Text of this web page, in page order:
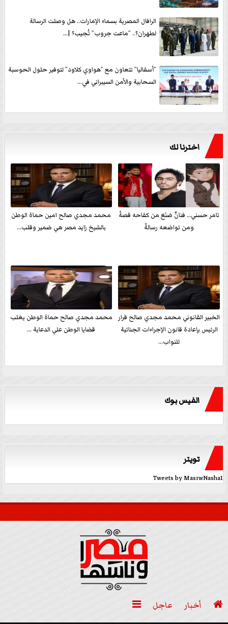
الرافال المصرية بسماء الإمارات.. هل وصلت الرسالة
لطهران؟.. ”ماعت جروب” تُجيب؟ |...
”أسفاليا” تتعاون مع ”هواوي كلاود” لتوفير حلول الحوسبة
السحابية والأمن السيبراني في...
اخترنا لك
تامر حسني… فنانٌ صَنَعَ من كفاحه قصةً
ومن تواضعه رسالةً
محمد مجدي صالح امين حماة الوطن
بالشيخ زايد مصر هي ضمير وقلب...
الخبير القانوني محمد مجدي صالح قرار
الرئيس بإعادة قانون الإجراءات الجنائية
للنواب...
محمد مجدي صالح حماة الوطن يغلب
قضايا الوطن علي الدعاية ...
الفيس بوك
تويتر
Tweets by MasrwNasha1
 أخبار عاجل
